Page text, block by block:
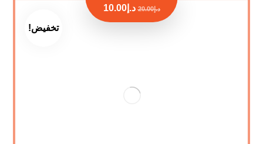
تخفيض!
د.إ20.00 د.إ10.00